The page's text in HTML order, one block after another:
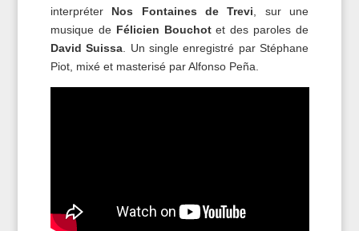
interpréter Nos Fontaines de Trevi , sur une
musique de Félicien Bouchotet des paroles de
David Suissa . Un single enregistré par Stéphane
Piot, mixé et masterisé par Alfonso Peña.